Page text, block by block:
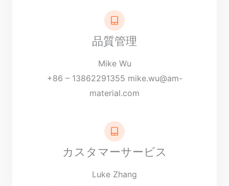
品質管理
Mike Wu
+86 – 13862291355 mike.wu@am-
material.com
カスタマーサービス
Luke Zhang